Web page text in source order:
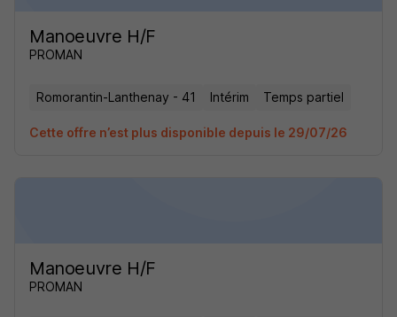
Manoeuvre H/F
PROMAN
Romorantin-Lanthenay - 41 Intérim Temps partiel
Cette offre n’est plus disponible depuis le 29/07/26
Manoeuvre H/F
PROMAN